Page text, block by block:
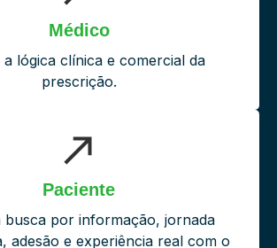
Médico
a lógica clínica e comercial da
prescrição.
Paciente
busca por informação, jornada
adesão e experiência real com o